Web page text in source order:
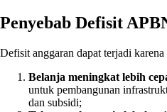
Penyebab Defisit
Defisit anggaran dapat terjadi
Belanja meningkat lebih
untuk pembangunan
dan subsidi;